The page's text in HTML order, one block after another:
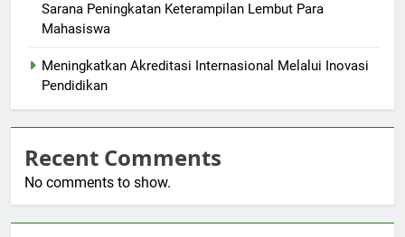
Sarana Peningkatan Keterampilan Lembut Para
Mahasiswa
Meningkatkan Akreditasi Internasional Melalui Inovasi
Pendidikan
Recent Comments
No comments to show.